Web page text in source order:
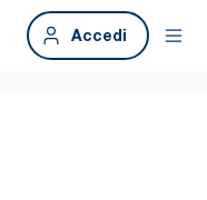
Accedi